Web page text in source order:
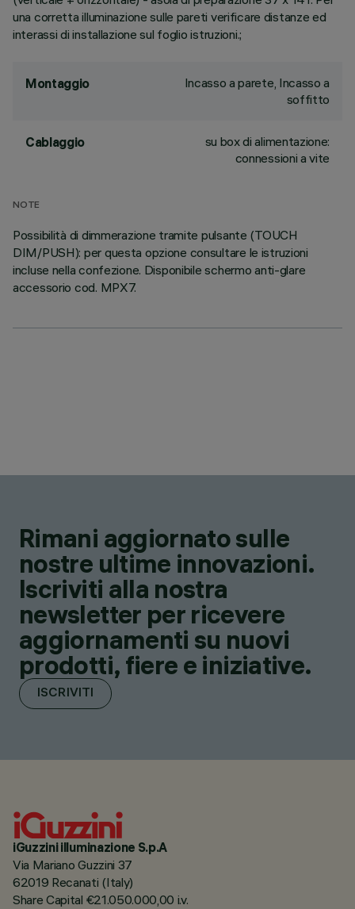
una corretta illuminazione sulle pareti verificare distanze ed
interassi di installazione sul foglio istruzioni.;
Montaggio
Incasso a parete, Incasso a
soffitto
Cablaggio
su box di alimentazione:
connessioni a vite
NOTE
Possibilità di dimmerazione tramite pulsante (TOUCH
DIM/PUSH): per questa opzione consultare le istruzioni
incluse nella confezione. Disponibile schermo anti-glare
accessorio cod. MPX7.
Rimani aggiornato sulle
nostre ultime innovazioni.
Iscriviti alla nostra
newsletter per ricevere
aggiornamenti su nuovi
prodotti, fiere e iniziative.
ISCRIVITI
iGuzzini illuminazione S.p.A
Via Mariano Guzzini 37
62019 Recanati (Italy)
Share Capital €21.050.000,00 i.v.